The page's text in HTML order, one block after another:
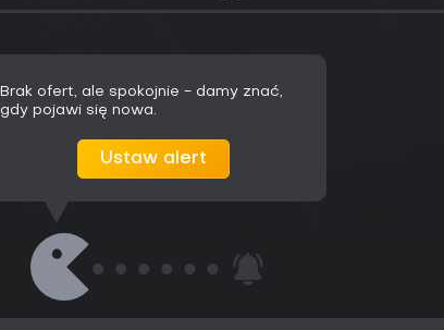
Brak ofert, ale spokojnie - damy znać,
gdy pojawi się nowa.
Ustaw alert